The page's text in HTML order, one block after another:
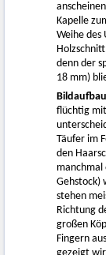
Kapelle
Weihe
denn der
18 mm)
flüchtig
Täufer im
den
manchmal
Gehstock)
stehen
Richtung
großen
Fingern